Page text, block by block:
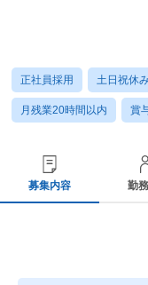
正社員採用 土日祝休
月残業20時間以内 賞
募集内容 勤